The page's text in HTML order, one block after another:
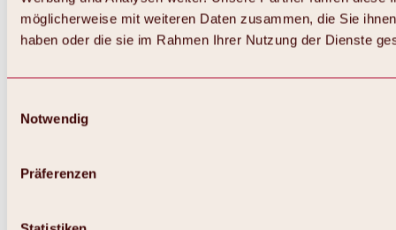
möglicherweise mit weiteren Daten zusammen, die Sie
haben oder die sie im Rahmen Ihrer Nutzung der Dienste
Notwendig
Präferenzen